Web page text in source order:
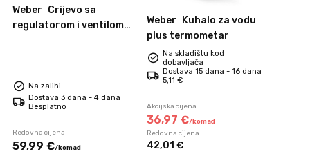
Weber Crijevo sa
regulatorom i ventilom
Na zalihi
Dostava 3 dana - 4 dana
Besplatno
Redovna cijena
59,99 €/komad
Weber
Kuhalo za vodu
plus termometar
Na skladištu kod
dobavljača
Dostava 15 dana - 16 dana
5,11 €
Akcijska cijena
36,97 €/komad
Redovna cijena
42,01€